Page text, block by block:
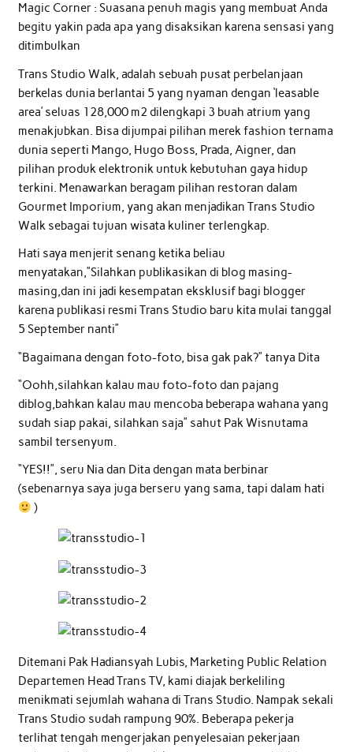
Magic Corner : Suasana penuh magis yang membuat Anda
begitu yakin pada apa yang disaksikan karena sensasi yang
ditimbulkan
Trans Studio Walk, adalah sebuah pusat perbelanjaan
berkelas dunia berlantai 5 yang nyaman dengan ‘leasable
area’ seluas 128,000 m2 dilengkapi 3 buah atrium yang
menakjubkan. Bisa dijumpai pilihan merek fashion ternama
dunia seperti Mango, Hugo Boss, Prada, Aigner, dan
pilihan produk elektronik untuk kebutuhan gaya hidup
terkini. Menawarkan beragam pilihan restoran dalam
Gourmet Imporium, yang akan menjadikan Trans Studio
Walk sebagai tujuan wisata kuliner terlengkap.
Hati saya menjerit senang ketika beliau
menyatakan,”Silahkan publikasikan di blog masing-
masing,dan ini jadi kesempatan eksklusif bagi blogger
karena publikasi resmi Trans Studio baru kita mulai tanggal
5 September nanti”
“Bagaimana dengan foto-foto, bisa gak pak?” tanya Dita
“Oohh,silahkan kalau mau foto-foto dan pajang
diblog,bahkan kalau mau mencoba beberapa wahana yang
sudah siap pakai, silahkan saja” sahut Pak Wisnutama
sambil tersenyum.
“YES!!”, seru Nia dan Dita dengan mata berbinar
(sebenarnya saya juga berseru yang sama, tapi dalam hati
)
Ditemani Pak Hadiansyah Lubis, Marketing Public Relation
Departemen Head Trans TV, kami diajak berkeliling
menikmati sejumlah wahana di Trans Studio. Nampak sekali
Trans Studio sudah rampung 90%. Beberapa pekerja
terlihat tengah mengerjakan penyelesaian pekerjaan